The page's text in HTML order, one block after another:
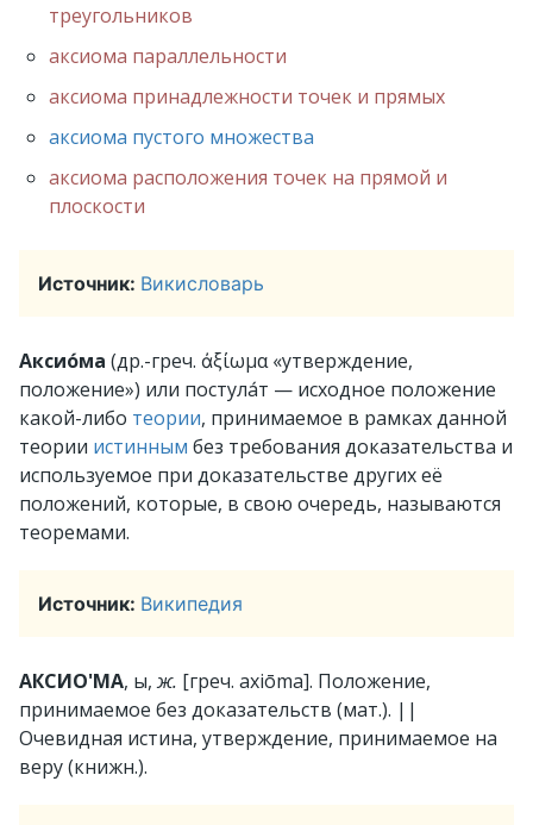
треугольников
аксиома параллельности
аксиома принадлежности точек и прямых
аксиома пустого множества
аксиома расположения точек на прямой и
плоскости
Источник: Викисловарь
Аксио́ма (др.-греч. ἀξίωμα «утверждение,
положение») или постула́т — исходное положение
какой-либо теории, принимаемое в рамках данной
теории истинным без требования доказательства и
используемое при доказательстве других её
положений, которые, в свою очередь, называются
теоремами.
Источник: Википедия
АКСИО'МА, ы,ж. [греч. axiōma]. Положение,
принимаемое без доказательств (мат.). ||
Очевидная истина, утверждение, принимаемое на
веру (книжн.).